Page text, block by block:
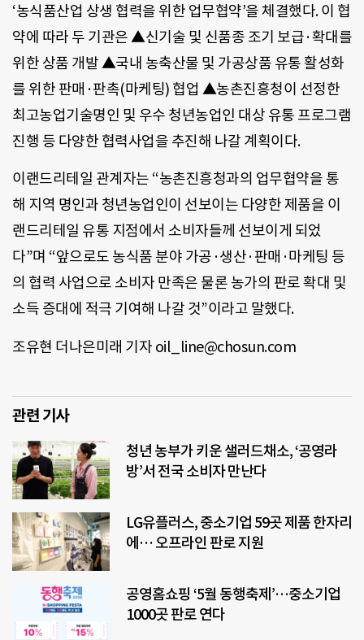
‘농식품산업 상생 협력을 위한 업무협약’을 체결했다. 이 협
약에 따라 두 기관은 ▲신기술 및 신품종 조기 보급·확대를
위한 상품 개발 ▲국내 농축산물 및 가공상품 유통 활성화
를 위한 판매·판촉(마케팅) 협업 ▲농촌진흥청이 선정한
최고농업기술명인 및 우수 청년농업인 대상 유통 프로그램
진행 등 다양한 협력사업을 추진해 나갈 계획이다.
이랜드리테일 관계자는 “농촌진흥청과의 업무협약을 통
해 지역 명인과 청년농업인이 선보이는 다양한 제품을 이
랜드리테일 유통 지점에서 소비자들께 선보이게 되었
다”며 “앞으로도 농식품 분야 가공·생산·판매·마케팅 등
의 협력 사업으로 소비자 만족은 물론 농가의 판로 확대 및
소득 증대에 적극 기여해 나갈 것”이라고 말했다.
조유현 더나은미래 기자 oil_line@chosun.com
관련 기사
청년 농부가 키운 샐러드채소, ‘공영라
방’서 전국 소비자 만난다
LG유플러스, 중소기업 59곳 제품 한자리
에… 오프라인 판로 지원
공영홈쇼핑 ‘5월 동행축제’…중소기업
1000곳 판로 연다